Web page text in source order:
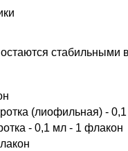
стабильными
(лиофильная) -
- 0,1 мл - 1 флакон